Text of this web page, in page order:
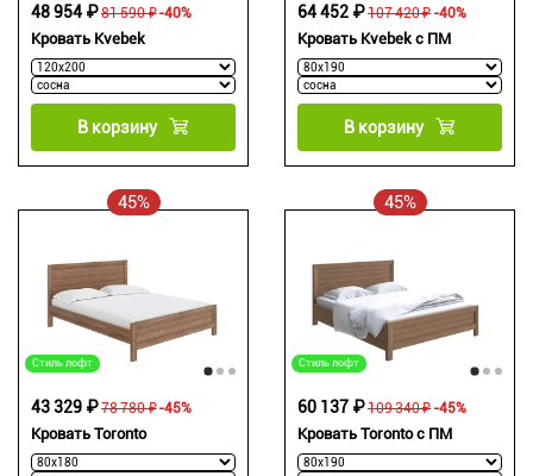
Кровать Kvebek
81 590 ₽
48 954 ₽ -40%
В корзину
Кровать Kvebek с ПМ
107 420 ₽
64 452 ₽ -40%
В корзину
45%
Стиль лофт
Кровать Toronto
78 780 ₽
43 329 ₽ -45%
45%
Стиль лофт
Кровать Toronto с ПМ
109 340 ₽
60 137 ₽ -45%